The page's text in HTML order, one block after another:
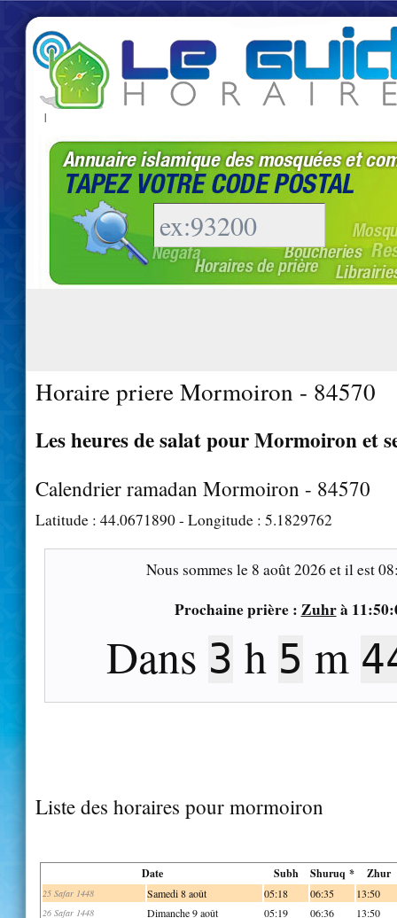
|
Horaire priere Mormoiron - 84570
Les heures de salat pour Mormoiron et
Calendrier ramadan Mormoiron - 84570
Latitude : 44.0671890- Longitude : 5.1829762
Nous sommes le 8 août 2026 et il est
Prochaine prière : Zuhrà
Dans 3 h 5 m
Liste des horaires pour mormoiron
Date Subh Shuruq * Zhur
25 Safar 1448 Samedi 8 août 05:18 06:35 13:50
26 Safar 1448 Dimanche 9 août 05:19 06:36 13:50